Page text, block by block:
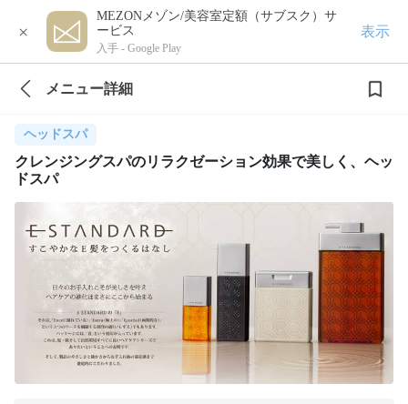
×
MEZONメゾン/美容室定額（サブスク）サ
ービス
入手 - Google Play
表示
メニュー詳細
ヘッドスパ
クレンジングスパのリラクゼーション効果で美しく、ヘッ
ドスパ